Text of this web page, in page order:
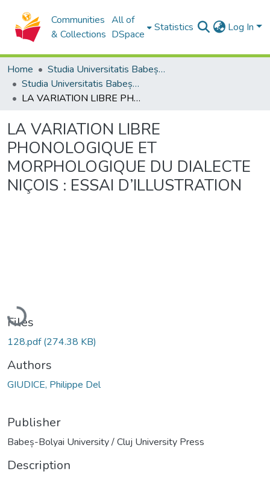
Communities
& Collections
All of
DSpace
Statistics Log In
Home
Studia Universitatis Babeș-Bolyai Collection
Studia Universitatis Babeș-Bolyai Philologia
LA VARIATION LIBRE PHONOLOGIQUE ET MORPHOLOGIQUE DU DIALECTE NIÇOIS : ESSAI D’ILLUSTRATION
LA VARIATION LIBRE
PHONOLOGIQUE ET
MORPHOLOGIQUE DU DIALECTE
NIÇOIS : ESSAI D’ILLUSTRATION
Loading...
Files
128.pdf(274.38 KB)
Authors
GIUDICE, Philippe Del
Publisher
Babeș-Bolyai University / Cluj University Press
Description